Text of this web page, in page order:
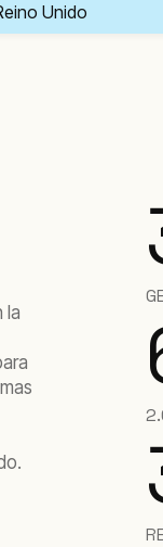
Unido
la